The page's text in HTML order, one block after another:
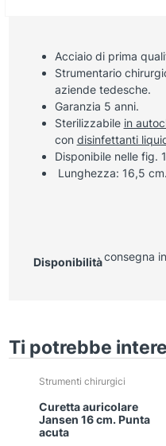
Acciaio di prima
Strumentario
aziende tedesche.
Garanzia 5 anni.
Sterilizzabile in
con disinfettanti
Disponibile nelle fig.
Lunghezza: 16,5 cm.
Disponibilitàconsegna
Ti potrebbe
Strumenti chirurgici
Curetta auricolare
Jansen 16 cm. Punta
acuta